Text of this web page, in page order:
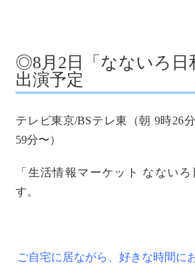
◎8月2日「なないろ日
出演予定
テレビ東京/BSテレ東（朝 9時26
59分〜）
「生活情報マーケット なない
す。
ご自宅に居ながら、好きな時間に